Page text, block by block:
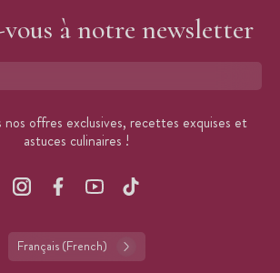
à notre newsletter
nos offres exclusives, recettes exquises et
astuces culinaires !
Français (French)